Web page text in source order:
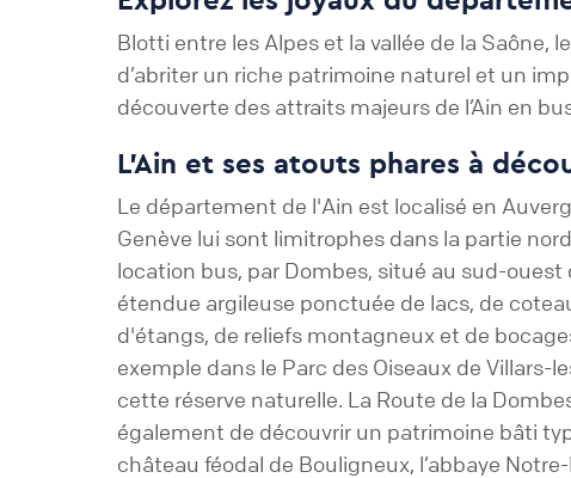
Blotti entre les Alpes et la vallée de la
d’abriter un riche patrimoine naturel et un
découverte des attraits majeurs de l’Ain en
L’Ain et ses atouts phares à
Le département de l'Ain est localisé en
Genève lui sont limitrophes dans la partie
location bus, par Dombes, situé au sud-
étendue argileuse ponctuée de lacs, de
d'étangs, de reliefs montagneux et de
exemple dans le Parc des Oiseaux de
cette réserve naturelle. La Route de la
également de découvrir un patrimoine bâti
château féodal de Bouligneux, l’abbaye